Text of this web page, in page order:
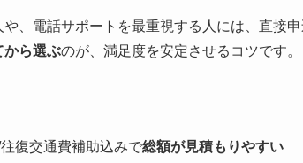
、電話サポートを最重視する人には、直接
から選ぶのが、満足度を安定させるコツです。
復交通費補助込みで総額が見積もりやすい